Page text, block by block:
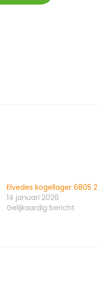
Elvedes kogellager 6805
14 januari 2026
Gelijkaardig bericht